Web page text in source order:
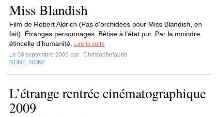
Miss Blandish
Film de Robert Aldrich (Pas d'orchidées pour Miss Blandish, en
fait). Étranges personnages. Bêtise à l’état pur. Par la moindre
étincelle d’humanité.
Lire la suite
Le 08 septembre 2009 par
Christophefaurie
NONE NONE
L’étrange rentrée cinématographique
2009